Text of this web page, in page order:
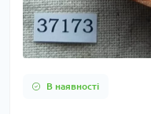
В наявності